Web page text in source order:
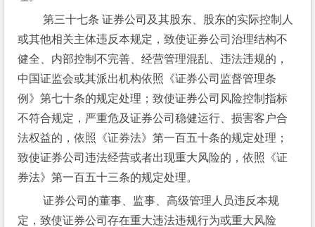
第三十七条 证券公司及其股东、股东的实际控制人
或其他相关主体违反本规定，致使证券公司治理结构不
健全、内部控制不完善、经营管理混乱、违法违规的，
中国证监会或其派出机构依照《证券公司监督管理条
例》第七十条的规定处理；致使证券公司风险控制指标
不符合规定，严重危及证券公司稳健运行、损害客户合
法权益的，依照《证券法》第一百五十条的规定处理；
致使证券公司违法经营或者出现重大风险的，依照《证
券法》第一百五十三条的规定处理。
证券公司的董事、监事、高级管理人员违反本规
定，致使证券公司存在重大违法违规行为或重大风险